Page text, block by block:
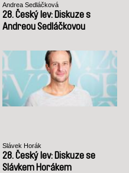
Andrea Sedláčková
28. Český lev: Diskuze s
Andreou Sedláčkovou
Slávek Horák
28. Český lev: Diskuze se
Slávkem Horákem